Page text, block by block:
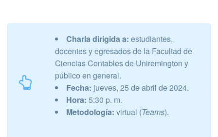
Charla dirigida a: estudiantes,
docentes y egresados de la Facultad de
Ciencias Contables de Uniremington y
público en general.
Fecha: jueves, 25 de abril de 2024.
Hora: 5:30 p. m.
Metodología: virtual (Teams).